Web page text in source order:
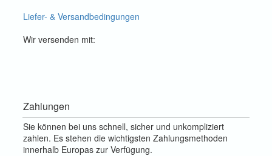
Liefer- & Versandbedingungen
Wir versenden mit:
Zahlungen
Sie können bei uns schnell, sicher und unkompliziert
zahlen. Es stehen die wichtigsten Zahlungsmethoden
innerhalb Europas zur Verfügung.